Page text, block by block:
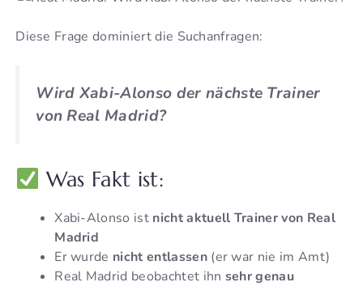
Diese Frage dominiert die Suchanfragen:
Wird Xabi-Alonso der nächste Trainer
von Real Madrid?
Was Fakt ist:
Xabi-Alonso ist nicht aktuell Trainer von Real
Madrid
Er wurde nicht entlassen(er war nie im Amt)
Real Madrid beobachtet ihn sehr genau